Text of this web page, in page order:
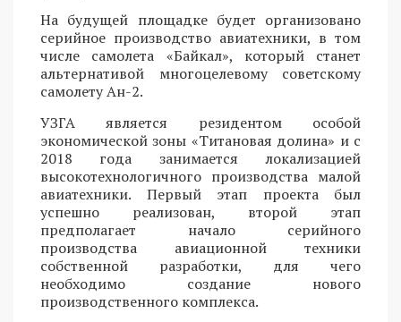
На будущей площадке будет организовано
серийное производство авиатехники, в том
числе самолета «Байкал», который станет
альтернативой многоцелевому советскому
самолету Ан-2.
УЗГА является резидентом особой
экономической зоны «Титановая долина» и с
2018 года занимается локализацией
высокотехнологичного производства малой
авиатехники. Первый этап проекта был
успешно реализован, второй этап
предполагает начало серийного
производства авиационной техники
собственной разработки, для чего
необходимо создание нового
производственного комплекса.